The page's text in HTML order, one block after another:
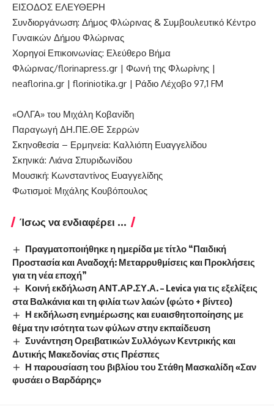
ΕΙΣΟΔΟΣ ΕΛΕΥΘΕΡΗ
Συνδιοργάνωση: Δήμος Φλώρινας & Συμβουλευτικό Κέντρο
Γυναικών Δήμου Φλώρινας
Χορηγοί Επικοινωνίας: Ελεύθερο Βήμα
Φλώρινας/florinapress.gr | Φωνή της Φλωρίνης |
neaflorina.gr | floriniotika.gr | Ράδιο Λέχοβο 97,1 FM
«ΟΛΓΑ» του Μιχάλη Κοβανίδη
Παραγωγή ΔΗ.ΠΕ.ΘΕ Σερρών
Σκηνοθεσία – Ερμηνεία: Καλλιόπη Ευαγγελίδου
Σκηνικά: Λιάνα Σπυριδωνίδου
Μουσική: Κωνσταντίνος Ευαγγελίδης
Φωτισμοί: Μιχάλης Κουβόπουλος
Ίσως να ενδιαφέρει ...
Πραγματοποιήθηκε η ημερίδα με τίτλο “Παιδική
Προστασία και Αναδοχή: Μεταρρυθμίσεις και Προκλήσεις
για τη νέα εποχή”
Κοινή εκδήλωση ΑΝΤ.ΑΡ.ΣΥ.Α. – Levica για τις εξελίξεις
στα Βαλκάνια και τη φιλία των λαών (φώτο + βίντεο)
Η εκδήλωση ενημέρωσης και ευαισθητοποίησης με
θέμα την ισότητα των φύλων στην εκπαίδευση
Συνάντηση Ορειβατικών Συλλόγων Κεντρικής και
Δυτικής Μακεδονίας στις Πρέσπες
Η παρουσίαση του βιβλίου του Στάθη Μασκαλίδη «Σαν
φυσάει ο Βαρδάρης»